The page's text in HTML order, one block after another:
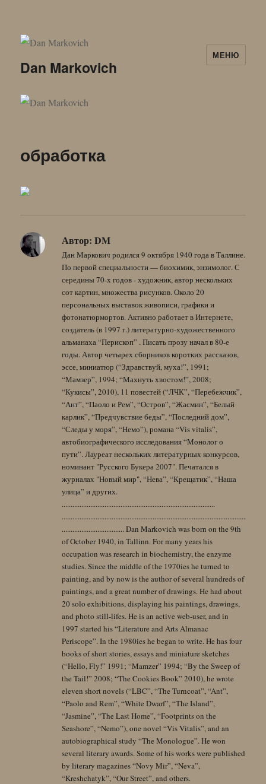
Dan Markovich
МЕНЮ
обработка
Автор: DM
Дан Маркович родился 9 октября 1940 года в Таллине.
По первой специальности — биохимик, энзимолог. С
середины 70-х годов - художник, автор нескольких
сот картин, множества рисунков. Около 20
персональных выставок живописи, графики и
фотонатюрмортов. Активно работает в Интернете,
создатель (в 1997 г.) литературно-художественного
альманаха “Перископ” . Писать прозу начал в 80-е
годы. Автор четырех сборников коротких рассказов,
эссе, миниатюр (“Здравствуй, муха!”, 1991;
“Мамзер”, 1994; “Махнуть хвостом!”, 2008;
“Кукисы”, 2010), 11 повестей (“ЛЧК”, “Перебежчик”,
“Ант”, “Паоло и Рем”, “Остров”, “Жасмин”, “Белый
карлик”, “Предчувствие беды”, “Последний дом”,
“Следы у моря”, “Немо”), романа “Vis vitalis”,
автобиографического исследования “Монолог о
пути”. Лауреат нескольких литературных конкурсов,
номинант "Русского Букера 2007". Печатался в
журналах "Новый мир", “Нева”, “Крещатик”, “Наша
улица” и других.
......................................................................................
.......................................................................................................
................................... Dan Markovich was born on the 9th
of October 1940, in Tallinn. For many years his
occupation was research in biochemistry, the enzyme
studies. Since the middle of the 1970ies he turned to
painting, and by now is the author of several hundreds of
paintings, and a great number of drawings. He had about
20 solo exhibitions, displaying his paintings, drawings,
and photo still-lifes. He is an active web-user, and in
1997 started his “Literature and Arts Almanac
Periscope”. In the 1980ies he began to write. He has four
books of short stories, essays and miniature sketches
(“Hello, Fly!” 1991; “Mamzer” 1994; “By the Sweep of
the Tail!” 2008; “The Cookies Book” 2010), he wrote
eleven short novels (“LBC”, “The Turncoat”, “Ant”,
“Paolo and Rem”, “White Dwarf”, “The Island”,
“Jasmine”, “The Last Home”, “Footprints on the
Seashore”, “Nemo”), one novel “Vis Vitalis”, and an
autobiographical study “The Monologue”. He won
several literary awards. Some of his works were published
by literary magazines “Novy Mir”, “Neva”,
“Kreshchatyk”, “Our Street”, and others.